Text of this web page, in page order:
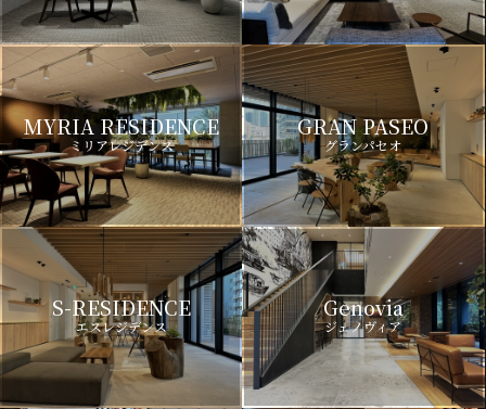
MYRIA RESIDENCE
ミリアレジデンス
GRAN PASEO
グランパセオ
S-RESIDENCE
エスレジデンス
Genovia
ジェノヴィア